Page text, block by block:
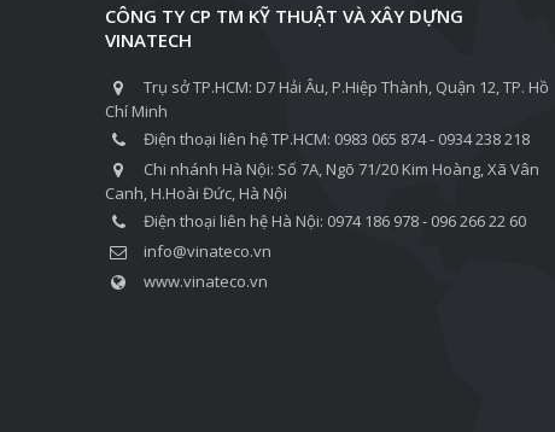
CÔNG TY CP TM KỸ THUẬT VÀ XÂY DỰNG
VINATECH
Trụ sở TP.HCM: D7 Hải Âu, P.Hiệp Thành, Quận 12, TP. Hồ
Chí Minh
Điện thoại liên hệ TP.HCM: 0983 065 874 - 0934 238 218
Chi nhánh Hà Nội: Số 7A, Ngõ 71/20 Kim Hoàng, Xã Vân
Canh, H.Hoài Đức, Hà Nội
Điện thoại liên hệ Hà Nội: 0974 186 978 - 096 266 22 60
info@vinateco.vn
www.vinateco.vn